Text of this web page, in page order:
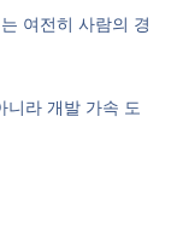
여전히 사람의 경
니라 개발 가속 도